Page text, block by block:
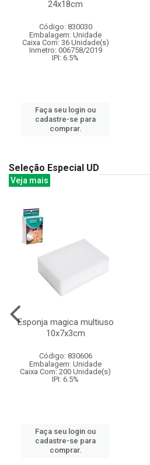
24x18cm
Código: 830030
Embalagem: Unidade
Caixa Com: 36 Unidade(s)
Inmetro: 006758/2019
IPI: 6.5%
Faça seu login ou
cadastre-se para
comprar.
Seleção Especial UD
Veja mais
Esponja magica multiuso
10x7x3cm
Código: 830606
Embalagem: Unidade
Caixa Com: 200 Unidade(s)
IPI: 6.5%
Faça seu login ou
cadastre-se para
comprar.